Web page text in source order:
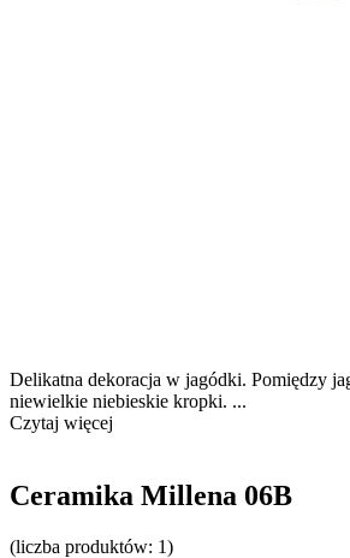
Delikatna dekoracja w jagódki. Pomiędzy
niewielkie niebieskie kropki. ...
Czytaj więcej
Ceramika Millena 06B
(liczba produktów: 1)